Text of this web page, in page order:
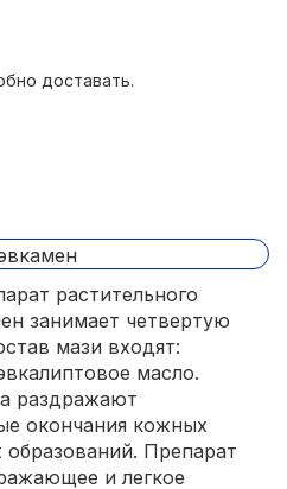
доставать.
растительного
занимает четвертую
мази входят:
масло.
раздражают
окончания кожных
Препарат
и легкое